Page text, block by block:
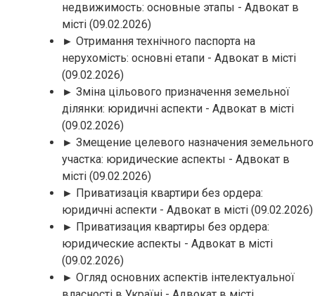
недвижимость: основные этапы - Адвокат в
місті (09.02.2026)
► Отримання технічного паспорта на
нерухомість: основні етапи - Адвокат в місті
(09.02.2026)
► Зміна цільового призначення земельної
ділянки: юридичні аспекти - Адвокат в місті
(09.02.2026)
► Змещение целевого назначения земельного
участка: юридические аспекты - Адвокат в
місті (09.02.2026)
► Приватизація квартири без ордера:
юридичні аспекти - Адвокат в місті (09.02.2026)
► Приватизация квартиры без ордера:
юридические аспекты - Адвокат в місті
(09.02.2026)
► Огляд основних аспектів інтелектуальної